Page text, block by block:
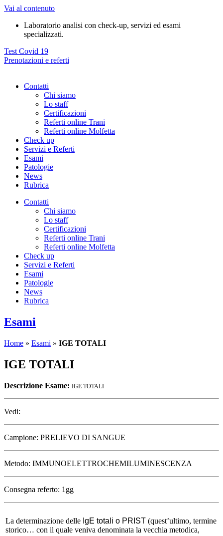
Vai al contenuto
Laboratorio analisi con check-up, servizi ed esami
specializzati.
Test Covid 19
Prenotazioni e referti
Contatti
Chi siamo
Lo staff
Certificazioni
Referti online Trani
Referti online Molfetta
Check up
Servizi e Referti
Esami
Patologie
News
Rubrica
Contatti
Chi siamo
Lo staff
Certificazioni
Referti online Trani
Referti online Molfetta
Check up
Servizi e Referti
Esami
Patologie
News
Rubrica
Esami
Home » Esami » IGE TOTALI
IGE TOTALI
Descrizione Esame: IGE TOTALI
Vedi:
Campione: PRELIEVO DI SANGUE
Metodo: IMMUNOELETTROCHEMILUMINESCENZA
Consegna referto: 1gg
La determinazione delle IgE totali o PRIST (quest’ultimo, termine
storico… con il quale veniva denominata la vecchia metodica,